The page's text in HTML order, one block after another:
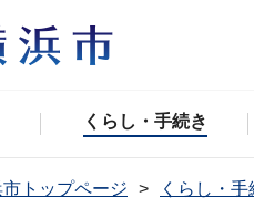
くらし・手続き
トップページ くらし・手